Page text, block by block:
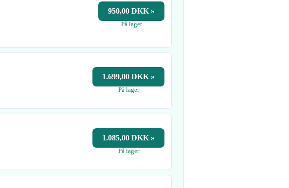
950,00 DKK »
På lager
1.699,00 DKK »
På lager
1.085,00 DKK »
På lager